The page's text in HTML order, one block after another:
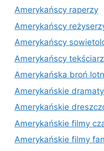
Amerykańscy raperzy
Amerykańscy
Amerykańscy
Amerykańscy
Amerykańska broń
Amerykańskie
Amerykańskie
Amerykańskie filmy
Amerykańskie filmy